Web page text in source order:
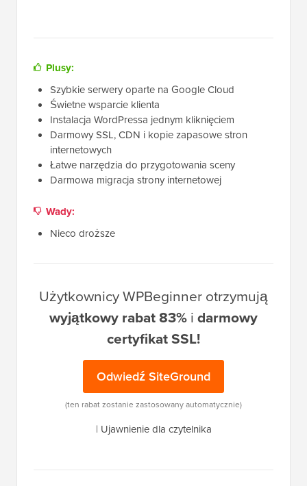
Plusy:
Szybkie serwery oparte na Google Cloud
Świetne wsparcie klienta
Instalacja WordPressa jednym kliknięciem
Darmowy SSL, CDN i kopie zapasowe stron
internetowych
Łatwe narzędzia do przygotowania sceny
Darmowa migracja strony internetowej
Wady:
Nieco droższe
Użytkownicy WPBeginner otrzymują
wyjątkowy rabat 83%idarmowy
certyfikat SSL!
Odwiedź SiteGround
(ten rabat zostanie zastosowany automatycznie)
| Ujawnienie dla czytelnika